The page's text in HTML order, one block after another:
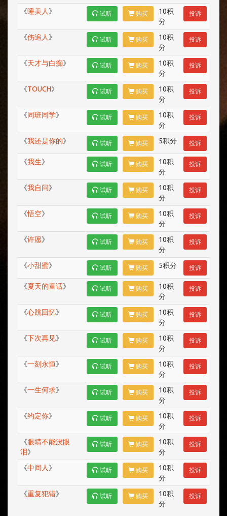
《睡美人 》 试听 购买
10积
分
投诉
《伤追人 》 试听 购买
10积
分
投诉
《天才与白痴》 试听 购买
10积
分
投诉
《TOUCH》 试听 购买
10积
分
投诉
《同班同学》 试听 购买
10积
分
投诉
《我还是你的》 试听 购买 5积分 投诉
《我生》 试听 购买
10积
分
投诉
《我自问》 试听 购买
10积
分
投诉
《悟空》 试听 购买
10积
分
投诉
《许愿》 试听 购买
10积
分
投诉
《小甜蜜》 试听 购买 5积分 投诉
《夏天的童话》 试听 购买
10积
分
投诉
《心跳回忆》 试听 购买
10积
分
投诉
《下次再见》 试听 购买
10积
分
投诉
《一刻永恒》 试听 购买
10积
分
投诉
《一生何求》 试听 购买
10积
分
投诉
《约定你》 试听 购买
10积
分
投诉
《眼睛不能没眼
泪》
试听 购买
10积
分
投诉
《中间人 》 试听 购买
10积
分
投诉
《重复犯错》 试听 购买
10积
分
投诉